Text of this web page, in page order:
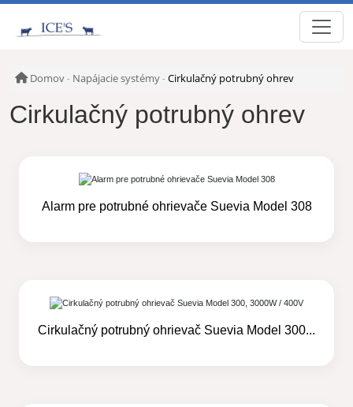
Domov - Napájacie systémy - Cirkulačný potrubný ohrev
Cirkulačný potrubný ohrev
Alarm pre potrubné ohrievače Suevia Model 308
Cirkulačný potrubný ohrievač Suevia Model 300...